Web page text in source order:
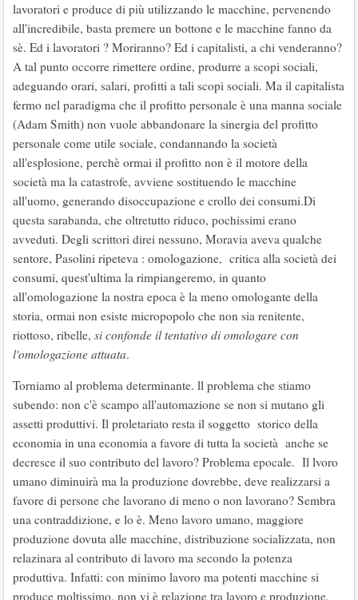
lavoratori e produce di più utilizzando le macchine, pervenendo
all'incredibile, basta premere un bottone e le macchine fanno da
sè. Ed i lavoratori ? Moriranno? Ed i capitalisti, a chi venderanno?
A tal punto occorre rimettere ordine, produrre a scopi sociali,
adeguando orari, salari, profitti a tali scopi sociali. Ma il capitalista
fermo nel paradigma che il profitto personale è una manna sociale
(Adam Smith) non vuole abbandonare la sinergia del profitto
personale come utile sociale, condannando la società
all'esplosione, perchè ormai il profitto non è il motore della
società ma la catastrofe, avviene sostituendo le macchine
all'uomo, generando disoccupazione e crollo dei consumi.Di
questa sarabanda, che oltretutto riduco, pochissimi erano
avveduti. Degli scrittori direi nessuno, Moravia aveva qualche
sentore, Pasolini ripeteva : omologazione, critica alla società dei
consumi, quest'ultima la rimpiangeremo, in quanto
all'omologazione la nostra epoca è la meno omologante della
storia, ormai non esiste micropopolo che non sia renitente,
riottoso, ribelle, si confonde il tentativo di omologare con
l'omologazione attuata.
Torniamo al problema determinante. ll problema che stiamo
subendo: non c'è scampo all'automazione se non si mutano gli
assetti produttivi. Il proletariato resta il soggetto storico della
economia in una economia a favore di tutta la società anche se
decresce il suo contributo del lavoro? Problema epocale. Il lvoro
umano diminuirà ma la produzione dovrebbe, deve realizzarsi a
favore di persone che lavorano di meno o non lavorano? Sembra
una contraddizione, e lo è. Meno lavoro umano, maggiore
produzione dovuta alle macchine, distribuzione socializzata, non
relazinara al contributo di lavoro ma secondo la potenza
produttiva. Infatti: con minimo lavoro ma potenti macchine si
produce moltissimo, non vi è relazione tra lavoro e produzione.